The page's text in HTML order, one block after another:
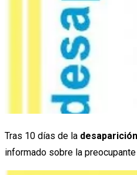
Tras 10 días de la desaparición
informado sobre la